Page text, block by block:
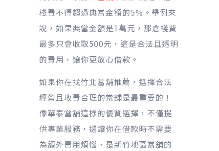
棧費不得超過典當金額的5%。舉例來
說，如果典當金額是1萬元，那倉棧費
最多只會收取500元，這是合法且透明
的費用，讓你更放心借款。
如果你在找竹北當舖推薦，選擇合法
經營且收費合理的當舖是最重要的！
像華泰當舖這樣的優質選擇，不僅提
供專業服務，還讓你在借款時不需要
為額外費用煩惱，是新竹地區當舖的